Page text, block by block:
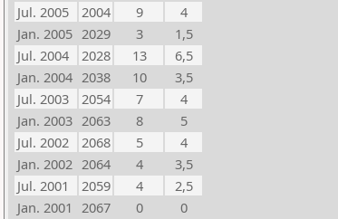
Jul. 2005
2004 9
4
Jan. 2005 2029 3
1,5
Jul. 2004
2028 13
6,5
Jan. 2004 2038 10
3,5
Jul. 2003
2054 7
4
Jan. 2003 2063 8
5
Jul. 2002
2068 5
4
Jan. 2002 2064 4
3,5
Jul. 2001
2059 4
2,5
Jan. 2001 2067 0
0